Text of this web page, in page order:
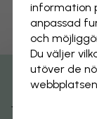
Utforska
information
anpassad
och
Du väljer
utöver de